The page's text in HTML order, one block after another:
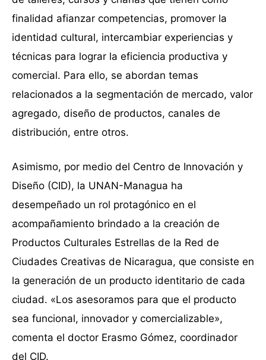
finalidad afianzar competencias, promover la
identidad cultural, intercambiar experiencias y
técnicas para lograr la eficiencia productiva y
comercial. Para ello, se abordan temas
relacionados a la segmentación de mercado, valor
agregado, diseño de productos, canales de
distribución, entre otros.
Asimismo, por medio del Centro de Innovación y
Diseño (CID), la UNAN-Managua ha
desempeñado un rol protagónico en el
acompañamiento brindado a la creación de
Productos Culturales Estrellas de la Red de
Ciudades Creativas de Nicaragua, que consiste en
la generación de un producto identitario de cada
ciudad. «Los asesoramos para que el producto
sea funcional, innovador y comercializable»,
comenta el doctor Erasmo Gómez, coordinador
del CID.